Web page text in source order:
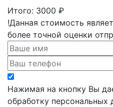
Итого: 3000 ₽
!Данная стоимость
более точной оценки
Нажимая на кнопку Вы
обработку персональных